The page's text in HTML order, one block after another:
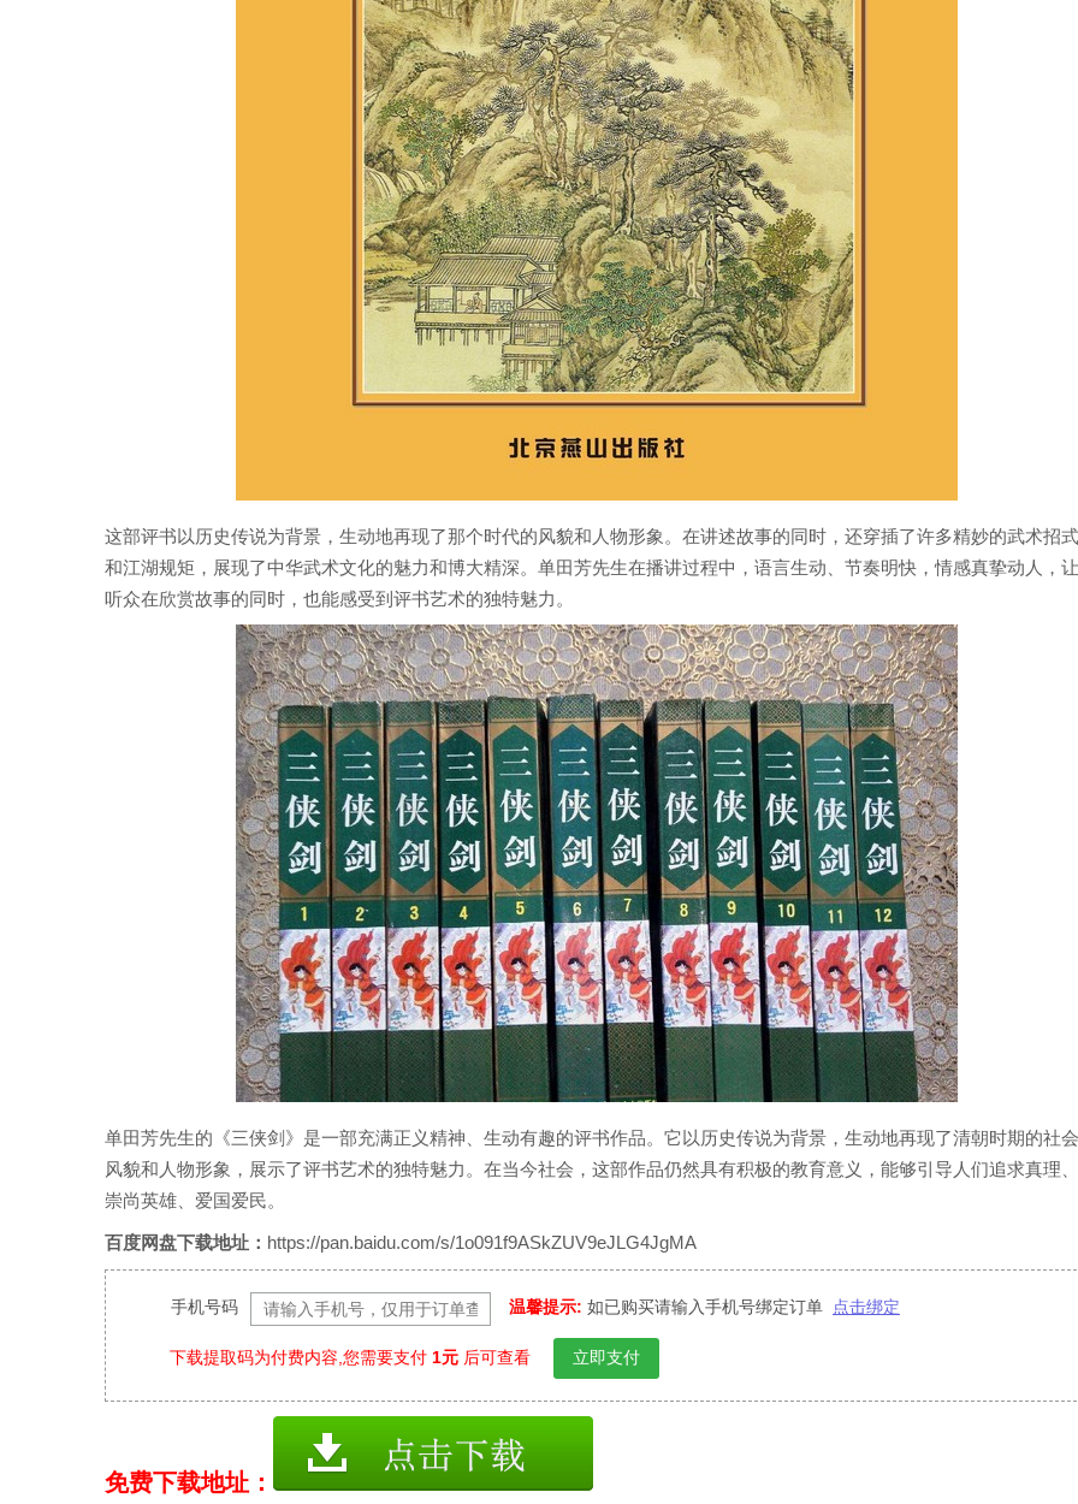
这部评书以历史传说为背景，生动地再现了那个时代的风貌和人物形象。在讲述故事的同时，还穿插了许多精妙的武术招式
和江湖规矩，展现了中华武术文化的魅力和博大精深。单田芳先生在播讲过程中，语言生动、节奏明快，情感真挚动人，让
听众在欣赏故事的同时，也能感受到评书艺术的独特魅力。
单田芳先生的《三侠剑》是一部充满正义精神、生动有趣的评书作品。它以历史传说为背景，生动地再现了清朝时期的社会
风貌和人物形象，展示了评书艺术的独特魅力。在当今社会，这部作品仍然具有积极的教育意义，能够引导人们追求真理、
崇尚英雄、爱国爱民。
百度网盘下载地址： https://pan.baidu.com/s/1o091f9ASkZUV9eJLG4JgMA
手机号码 温馨提示: 如已购买请输入手机号绑定订单 点击绑定
下载提取码为付费内容,您需要支付 1元 后可查看 立即支付
免费下载地址：